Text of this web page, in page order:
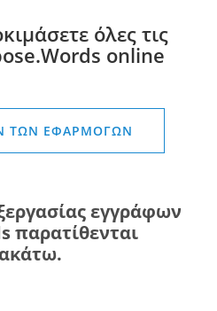
όλες τις
online
ΤΩΝ ΕΦΑΡΜΟΓΏΝ
εγγράφων
παρατίθενται